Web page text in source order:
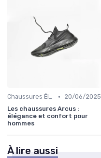
Chaussures Élégantes et de Cérémonie •
20/06/2025
Les chaussures Arcus :
élégance et confort pour
hommes
À lire aussi